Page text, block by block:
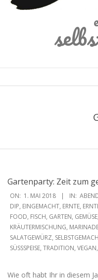
Navigation
Gartenparty: Zeit zum
2018-
05-
01
ON: 1. MAI 2018 IN:
DIP, EINGEMACHT, ERNTE,
FOOD, FISCH, GARTEN, GEMÜSE
KRÄUTERMISCHUNG,
SALATGEWÜRZ,
SÜSSSPEISE , TRADITION, VEGAN,
Wie oft habt Ihr in diesem